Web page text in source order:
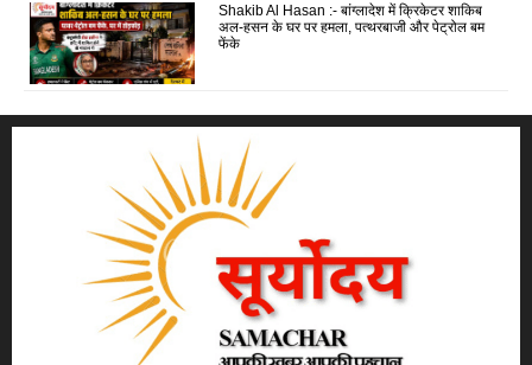
Shakib Al Hasan :- बांग्लादेश में क्रिकेटर शाकिब
अल-हसन के घर पर हमला, पत्थरबाजी और पेट्रोल बम
फेंके